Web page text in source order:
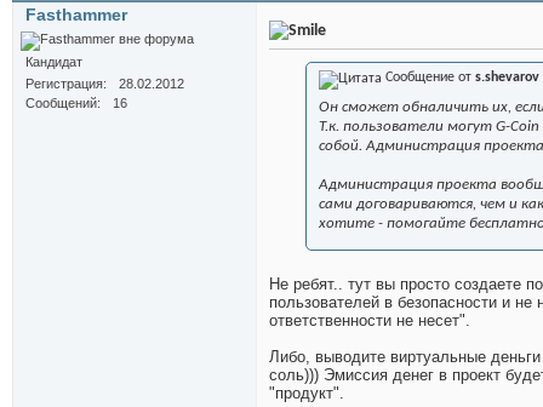
Fasthammer
Кандидат
Регистрация
28.02.2012
Сообщений
16
Сообщение от s.shevarov
Он сможет обналичить их,
Т.к. пользователи могут G-
собой. Администрация
Администрация проекта
сами договариваются, чем и
хотите - помогайте
Не ребят.. тут вы просто создаете
пользователей в безопасности и
ответственности не несет".
Либо, выводите виртуальные
соль))) Эмиссия денег в проект
"продукт".